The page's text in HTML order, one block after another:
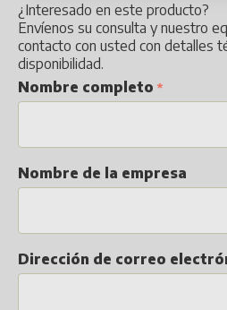
¿Interesado en este producto?
Envíenos su consulta y nuestro
contacto con usted con detalles
disponibilidad.
Nombre completo
Nombre de la empresa
Dirección de correo